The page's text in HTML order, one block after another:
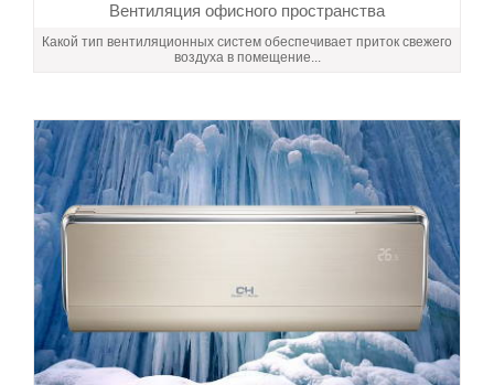
Вентиляция офисного пространства
Какой тип вентиляционных систем обеспечивает приток свежего
воздуха в помещение...